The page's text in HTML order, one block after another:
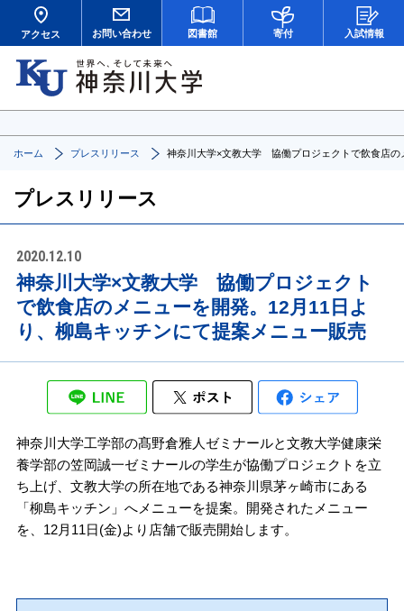
アクセス お問い合わせ 図書館 寄付 入試情報
ホーム プレスリリース 神奈川大学×文教大学 協働プロジェクトで飲食店の
プレスリリース
2020.12.10
神奈川大学×文教大学 協働プロジェクト
で飲食店のメニューを開発。12月11日よ
り、柳島キッチンにて提案メニュー販売
神奈川大学工学部の髙野倉雅人ゼミナールと文教大学健康栄
養学部の笠岡誠一ゼミナールの学生が協働プロジェクトを立
ち上げ、文教大学の所在地である神奈川県茅ヶ崎市にある
「柳島キッチン」へメニューを提案。開発されたメニュー
を、12月11日(金)より店舗で販売開始します。